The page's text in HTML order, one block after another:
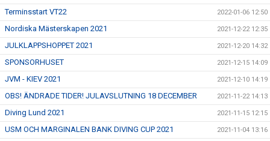
Terminsstart VT22 2022-01-06 12:50
Nordiska Mästerskapen 2021 2021-12-22 12:35
JULKLAPPSHOPPET 2021 2021-12-20 14:32
SPONSORHUSET 2021-12-15 14:09
JVM - KIEV 2021 2021-12-10 14:19
OBS! ÄNDRADE TIDER! JULAVSLUTNING 18 DECEMBER 2021-11-22 14:13
Diving Lund 2021 2021-11-15 12:15
USM OCH MARGINALEN BANK DIVING CUP 2021 2021-11-04 13:16